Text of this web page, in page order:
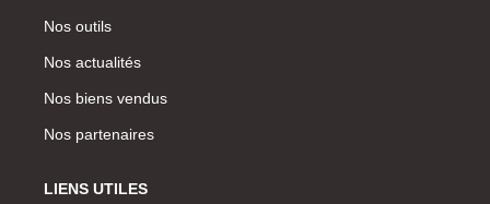
Nos outils
Nos actualités
Nos biens vendus
Nos partenaires
LIENS UTILES